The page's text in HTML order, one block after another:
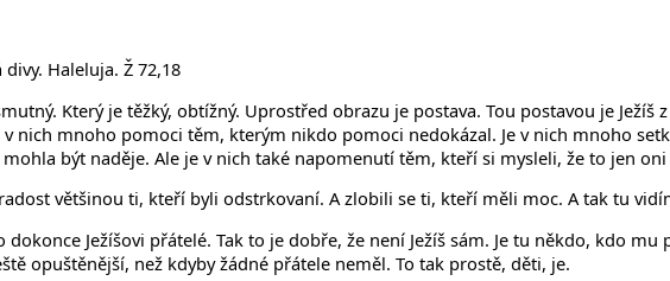
Haleluja. Ž 72,18
Který je těžký, obtížný. Uprostřed obrazu je postava. Tou postavou je Ježíš
v nich mnoho pomoci těm, kterým nikdo pomoci nedokázal. Je v nich mnoho
být naděje. Ale je v nich také napomenutí těm, kteří si mysleli, že to jen
většinou ti, kteří byli odstrkovaní. A zlobili se ti, kteří měli moc. A tak tu
Ježíšovi přátelé. Tak to je dobře, že není Ježíš sám. Je tu někdo, kdo
opuštěnější, než kdyby žádné přátele neměl. To tak prostě, děti, je.